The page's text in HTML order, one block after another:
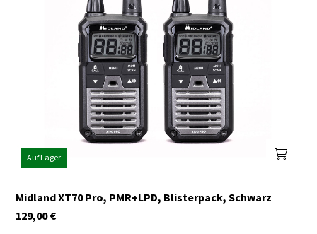
Auf Lager
Midland XT70 Pro, PMR+LPD, Blisterpack, Schwarz
€
129,00